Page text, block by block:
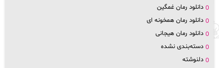
دانلود رمان غمگین
دانلود رمان همخونه ای
دانلود رمان هیجانی
دسته‌بندی نشده
دلنوشته